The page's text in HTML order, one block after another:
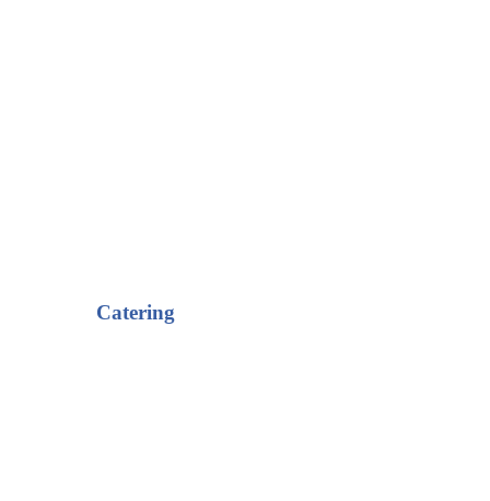
Catering